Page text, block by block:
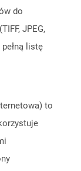
do
JPEG,
listę
to